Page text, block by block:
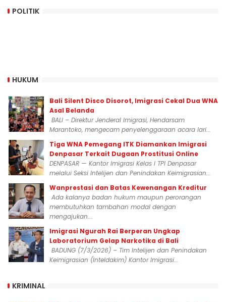
POLITIK
HUKUM
Bali Silent Disco Disorot, Imigrasi Cekal Dua WNA
Asal Belanda
BALI – Direktur Jenderal Imigrasi, Hendarsam
Marantoko, mengecam penyelenggaraan acara lari...
Tiga WNA Pemegang ITK Diamankan Imigrasi
Denpasar Terkait Dugaan Prostitusi Online
DENPASAR — Kantor Imigrasi Kelas I TPI Denpasar
melalui Seksi Intelijen dan Penindakan Keimigrasian...
Wanprestasi dan Batas Kewenangan Kreditur
Ada kalanya badan hukum maupun perorangan
membutuhkan tambahan modal dengan
mengajukan...
Imigrasi Ngurah Rai Berperan Ungkap
Laboratorium Gelap Narkotika di Bali
BADUNG (7/3/2026) – Tim Intelijen dan Penindakan
Keimigrasian (Inteldakim) Kantor Imigrasi...
KRIMINAL